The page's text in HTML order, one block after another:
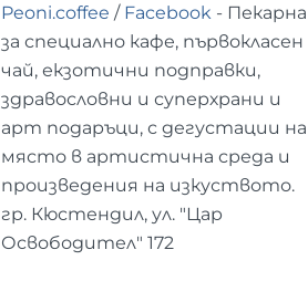
Peoni.coffee / Facebook - Пекарна
за специално кафе, първокласен
чай, екзотични подправки,
здравословни и суперхрани и
арт подаръци, с дегустации на
място в артистична среда и
произведения на изкуството.
гр. Кюстендил, ул. "Цар
Освободител" 172